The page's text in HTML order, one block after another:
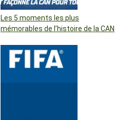
Les 5 moments les plus
mémorables de l’histoire de la CAN